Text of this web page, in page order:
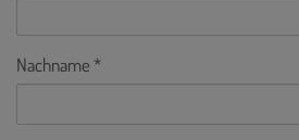
Nachname